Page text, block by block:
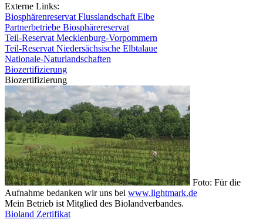
Externe Links:
Biosphärenreservat Flusslandschaft Elbe
Partnerbetriebe Biosphärereservat
Teil-Reservat Mecklenburg-Vorpommern
Teil-Reservat Niedersächsische Elbtalaue
Nationale-Naturlandschaften
Biozertifizierung
Biozertifizierung
Foto: Für die
Aufnahme bedanken wir uns bei www.lightmark.de
Mein Betrieb ist Mitglied des Biolandverbandes.
Bioland Zertifikat